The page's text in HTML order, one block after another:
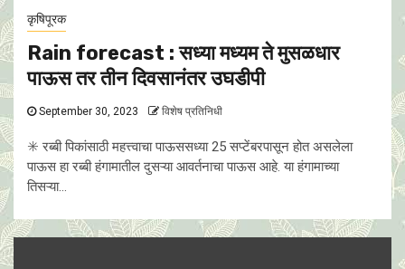
कृषिपूरक
Rain forecast : सध्या मध्यम ते मुसळधार
पाऊस तर तीन दिवसानंतर उघडीपी
September 30, 2023 विशेष प्रतिनिधी
✳️ रब्बी पिकांसाठी महत्त्वाचा पाऊससध्या 25 सप्टेंबरपासून होत असलेला
पाऊस हा रब्बी हंगामातील दुसऱ्या आवर्तनाचा पाऊस आहे. या हंगामाच्या
तिसऱ्या...